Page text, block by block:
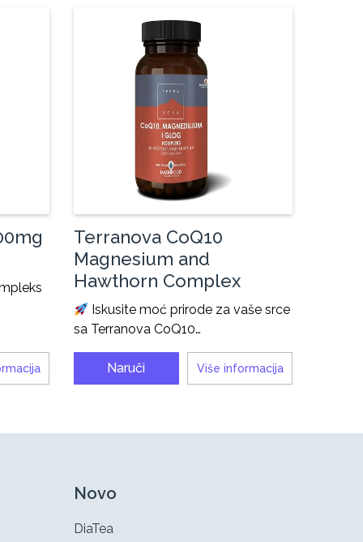
Terranova CoQ10
Magnesium and
Hawthorn Complex
Iskusite moć prirode za vaše srce
sa Terranova CoQ10…
Naruči Više informacija
Novo
DiaTea